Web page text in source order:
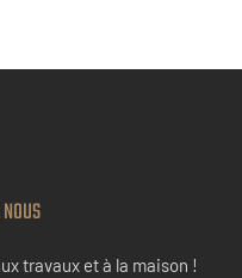
travaux et à la maison !